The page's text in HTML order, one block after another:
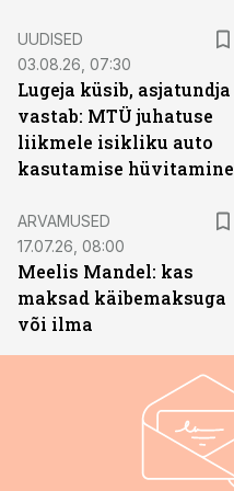
UUDISED
03.08.26, 07:30
Lugeja küsib, asjatundja
vastab: MTÜ juhatuse
liikmele isikliku auto
kasutamise hüvitamine
ARVAMUSED
17.07.26, 08:00
Meelis Mandel: kas
maksad käibemaksuga
või ilma